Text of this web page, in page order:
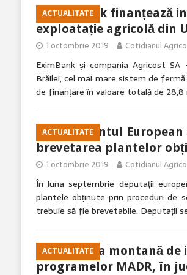
ACTUALITATE
EximBank finanțează
exploatație agricolă din
1 octombrie 2019 Cotidianul
EximBank și compania Agricost
Brăilei, cel mai mare sistem de
de finanțare în valoare totală de 28,8
ACTUALITATE
Parlamentul
brevetarea plantelor
1 octombrie 2019 Cotidianul
În luna septembrie deputații
plantele obținute prin proceduri de
trebuie să fie brevetabile. Deputații
ACTUALITATE
Caravana montană
programelor MADR, în